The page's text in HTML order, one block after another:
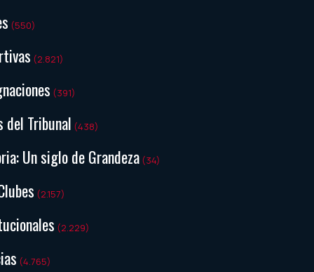
(550)
(2.821)
(391)
del Tribunal (438)
Un siglo de Grandeza (34)
(2.157)
(2.229)
(4.765)